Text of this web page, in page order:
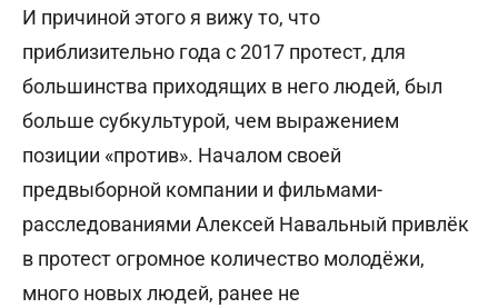
И причиной этого я вижу то, что
приблизительно года с 2017 протест, для
большинства приходящих в него людей, был
больше субкультурой, чем выражением
позиции «против». Началом своей
предвыборной компании и фильмами-
расследованиями Алексей Навальный привлёк
в протест огромное количество молодёжи,
много новых людей, ранее не